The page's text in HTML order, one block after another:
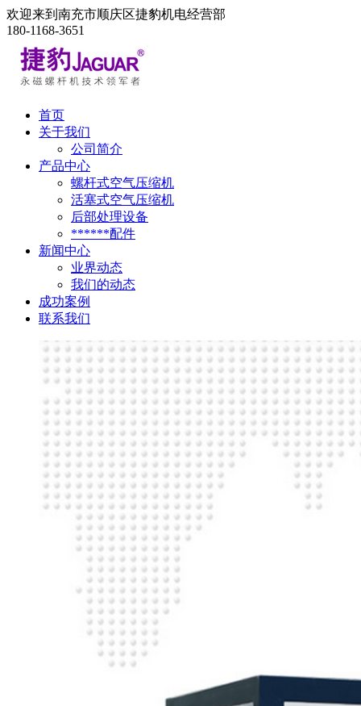
欢迎来到南充市顺庆区捷豹机电经营部
180-1168-3651
首页
关于我们
公司简介
产品中心
螺杆式空气压缩机
活塞式空气压缩机
后部处理设备
******配件
新闻中心
业界动态
我们的动态
成功案例
联系我们